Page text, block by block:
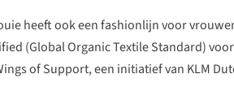
heeft ook een fashionlijn voor
(Global Organic Textile Standard)
of Support, een initiatief van KLM